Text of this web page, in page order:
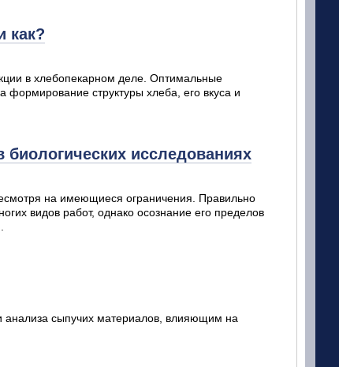
как?
в хлебопекарном деле. Оптимальные
структуры хлеба, его вкуса и
исследованиях
на имеющиеся ограничения. Правильно
видов работ, однако осознание его пределов
сыпучих материалов, влияющим на